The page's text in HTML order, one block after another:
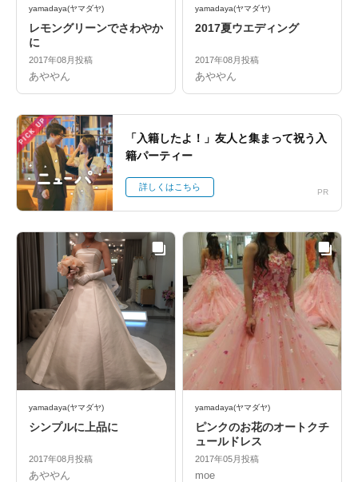
yamadaya(ヤマダヤ)
レモングリーンでさわやか
に
2017年08月投稿
あややん
yamadaya(ヤマダヤ)
2017夏ウエディング
2017年08月投稿
あややん
PICK UP
PR
「入籍したよ！」友人と集まって祝う入
籍パーティー
詳しくはこちら
yamadaya(ヤマダヤ)
シンプルに上品に
2017年08月投稿
あややん
yamadaya(ヤマダヤ)
ピンクのお花のオートクチ
ュールドレス
2017年05月投稿
moe